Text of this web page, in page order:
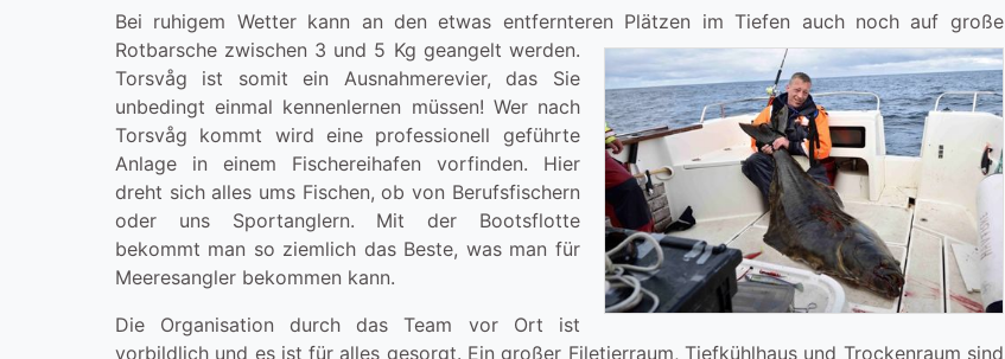
Bei ruhigem Wetter kann an den etwas entfernteren Plätzen im Tiefen auch noch auf große
Rotbarsche zwischen 3 und 5 Kg geangelt werden.
Torsvåg ist somit ein Ausnahmerevier, das Sie
unbedingt einmal kennenlernen müssen! Wer nach
Torsvåg kommt wird eine professionell geführte
Anlage in einem Fischereihafen vorfinden. Hier
dreht sich alles ums Fischen, ob von Berufsfischern
oder uns Sportanglern. Mit der Bootsflotte
bekommt man so ziemlich das Beste, was man für
Meeresangler bekommen kann.
Die Organisation durch das Team vor Ort ist
vorbildlich und es ist für alles gesorgt. Ein großer Filetierraum, Tiefkühlhaus und Trockenraum sind